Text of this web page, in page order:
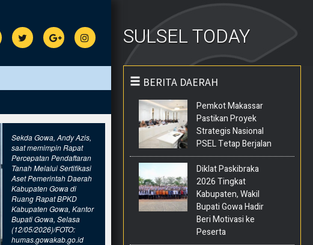
Sekda Gowa, Andy Azis,
saat memimpin Rapat
Percepatan Pendaftaran
Tanah Melalui Sertifikasi
Aset Pemerintah Daerah
Kabupaten Gowa di
Ruang Rapat BPKD
Kabupaten Gowa, Kantor
Bupati Gowa, Selasa
(12/05/2026)/FOTO:
humas.gowakab.go.id
SULSEL TODAY
BERITA DAERAH
Pemkot Makassar
Pastikan Proyek
Strategis Nasional
PSEL Tetap Berjalan
Diklat Paskibraka
2026 Tingkat
Kabupaten, Wakil
Bupati Gowa Hadir
Beri Motivasi ke
Peserta